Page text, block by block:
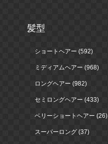
髪型
ショートヘアー (592)
ミディアムヘアー (968)
ロングヘアー (982)
セミロングヘアー (433)
ベリーショートヘアー (26)
スーパーロング (37)